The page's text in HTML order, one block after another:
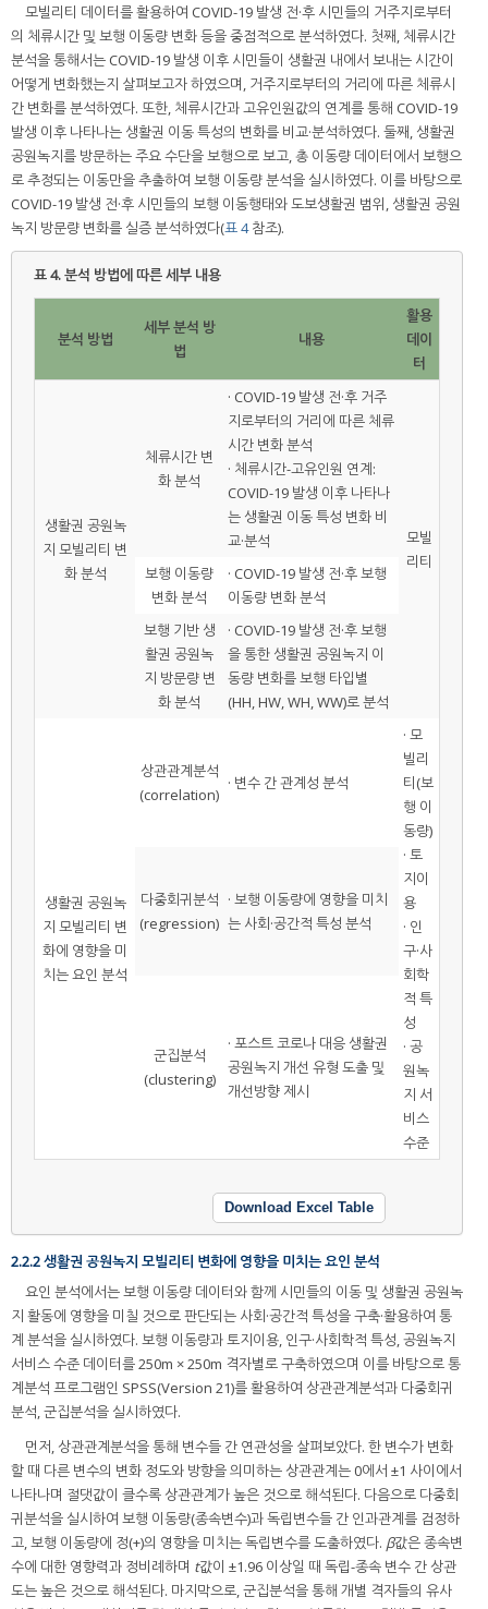
모빌리티 데이터를 활용하여 COVID-19 발생 전·후 시민들의 거주지로부터
의 체류시간 및 보행 이동량 변화 등을 중점적으로 분석하였다. 첫째, 체류시간
분석을 통해서는 COVID-19 발생 이후 시민들이 생활권 내에서 보내는 시간이
어떻게 변화했는지 살펴보고자 하였으며, 거주지로부터의 거리에 따른 체류시
간 변화를 분석하였다. 또한, 체류시간과 고유인원값의 연계를 통해 COVID-19
발생 이후 나타나는 생활권 이동 특성의 변화를 비교·분석하였다. 둘째, 생활권
공원녹지를 방문하는 주요 수단을 보행으로 보고, 총 이동량 데이터에서 보행으
로 추정되는 이동만을 추출하여 보행 이동량 분석을 실시하였다. 이를 바탕으로
COVID-19 발생 전·후 시민들의 보행 이동행태와 도보생활권 범위, 생활권 공원
녹지 방문량 변화를 실증 분석하였다(표 4참조).
표 4.분석 방법에 따른 세부 내용
분석 방법
세부 분석 방
법
내용
활용
데이
터
생활권 공원녹
지 모빌리티 변
화 분석
체류시간 변
화 분석
· COVID-19 발생 전·후 거주
지로부터의 거리에 따른 체류
시간 변화 분석
· 체류시간-고유인원 연계:
COVID-19 발생 이후 나타나
는 생활권 이동 특성 변화 비
교·분석
모빌
리티
보행 이동량
변화 분석
· COVID-19 발생 전·후 보행
이동량 변화 분석
보행 기반 생
활권 공원녹
지 방문량 변
화 분석
· COVID-19 발생 전·후 보행
을 통한 생활권 공원녹지 이
동량 변화를 보행 타입별
(HH, HW, WH, WW)로 분석
생활권 공원녹
지 모빌리티 변
화에 영향을 미
치는 요인 분석
상관관계분석
(correlation)
· 변수 간 관계성 분석
· 모
빌리
티(보
행 이
동량)
· 토
지이
용
· 인
구·사
회학
적 특
성
· 공
원녹
지 서
비스
수준
다중회귀분석
(regression)
· 보행 이동량에 영향을 미치
는 사회·공간적 특성 분석
군집분석
(clustering)
· 포스트 코로나 대응 생활권
공원녹지 개선 유형 도출 및
개선방향 제시
Download Excel Table
2.2.2 생활권 공원녹지 모빌리티 변화에 영향을 미치는 요인 분석
요인 분석에서는 보행 이동량 데이터와 함께 시민들의 이동 및 생활권 공원녹
지 활동에 영향을 미칠 것으로 판단되는 사회·공간적 특성을 구축·활용하여 통
계 분석을 실시하였다. 보행 이동량과 토지이용, 인구·사회학적 특성, 공원녹지
서비스 수준 데이터를 250m × 250m 격자별로 구축하였으며 이를 바탕으로 통
계분석 프로그램인 SPSS(Version 21)를 활용하여 상관관계분석과 다중회귀
분석, 군집분석을 실시하였다.
먼저, 상관관계분석을 통해 변수들 간 연관성을 살펴보았다. 한 변수가 변화
할 때 다른 변수의 변화 정도와 방향을 의미하는 상관관계는 0에서 ±1 사이에서
나타나며 절댓값이 클수록 상관관계가 높은 것으로 해석된다. 다음으로 다중회
귀분석을 실시하여 보행 이동량(종속변수)과 독립변수들 간 인과관계를 검정하
고, 보행 이동량에 정(+)의 영향을 미치는 독립변수를 도출하였다. β값은 종속변
수에 대한 영향력과 정비례하며 t값이 ±1.96 이상일 때 독립-종속 변수 간 상관
도는 높은 것으로 해석된다. 마지막으로, 군집분석을 통해 개별 격자들의 유사